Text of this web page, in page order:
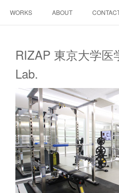
WORKS ABOUT
RIZAP 東京大学医
Lab.